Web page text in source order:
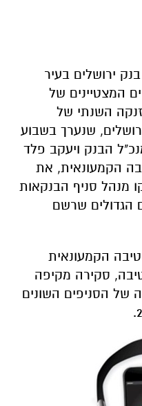
ירושלים בעיר
המצטיינים של
בכנס ההזנקה השנתי של
שנערך בשבוע
הבנק ויעקב פלד
הקמעונאית, את
מנהל סניף הבנקאות
הגדולים שרשם
הקמעונאית
סקירה מקיפה
של הסניפים השונים